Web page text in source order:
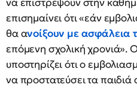
επισημαίνει ότι «εάν
θα ανοίξουν με ασφάλεια
επόμενη σχολική χρονιά».
υποστηρίζει ότι ο
να προστατεύσει τα